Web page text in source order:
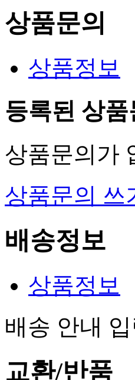
상품문의
상품정보
등록된 상품
상품문의가
상품문의 쓰
배송정보
상품정보
배송 안내
교환/반품